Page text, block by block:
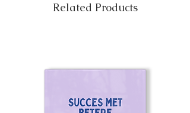
Related Products